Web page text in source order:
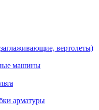
вертолеты)
машины
арматуры